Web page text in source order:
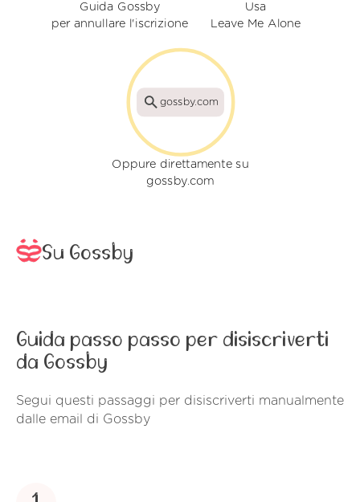
Guida Gossby
per annullare l'iscrizione
Usa
Leave Me Alone
gossby.com
Oppure direttamente su
gossby.com
Su Gossby
Guida passo passo per disiscriverti
da Gossby
Segui questi passaggi per disiscriverti manualmente
dalle email di Gossby